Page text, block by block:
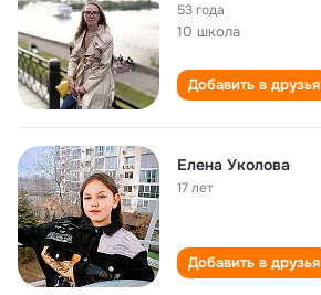
53 года
10 школа
Добавить в друзья
Елена Уколова
17 лет
Добавить в друзья